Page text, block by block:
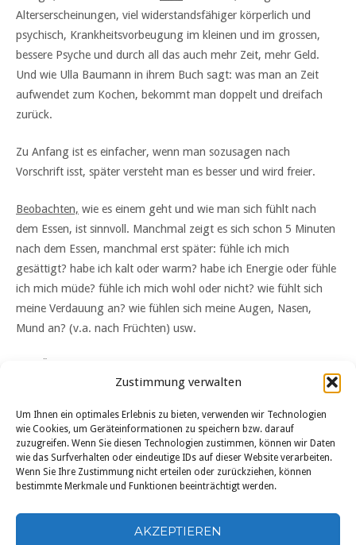
Zustimmung verwalten
Um Ihnen ein optimales Erlebnis zu bieten, verwenden wir Technologien
wie Cookies, um Geräteinformationen zu speichern bzw. darauf
zuzugreifen. Wenn Sie diesen Technologien zustimmen, können wir Daten
wie das Surfverhalten oder eindeutige IDs auf dieser Website verarbeiten.
Wenn Sie Ihre Zustimmung nicht erteilen oder zurückziehen, können
bestimmte Merkmale und Funktionen beeinträchtigt werden.
AKZEPTIEREN
Alterserscheinungen, viel widerstandsfähiger körperlich und
psychisch, Krankheitsvorbeugung im kleinen und im grossen,
bessere Psyche und durch all das auch mehr Zeit, mehr Geld.
Und wie Ulla Baumann in ihrem Buch sagt: was man an Zeit
aufwendet zum Kochen, bekommt man doppelt und dreifach
zurück.
Zu Anfang ist es einfacher, wenn man sozusagen nach
Vorschrift isst, später versteht man es besser und wird freier.
Beobachten, wie es einem geht und wie man sich fühlt nach
dem Essen, ist sinnvoll. Manchmal zeigt es sich schon 5 Minuten
nach dem Essen, manchmal erst später: fühle ich mich
gesättigt? habe ich kalt oder warm? habe ich Energie oder fühle
ich mich müde? fühle ich mich wohl oder nicht? wie fühlt sich
meine Verdauung an? wie fühlen sich meine Augen, Nasen,
Mund an? (v.a. nach Früchten) usw.
nach dem Einweichen über Nacht, frisches Wasser nehmen
die Kochtemperatur sollte gleichmässig sein (v.a. bei den
weissen Bohnen)